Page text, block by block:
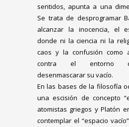
sentidos, apunta a una
Se trata de desprogramar
alcanzar la inocencia, el
donde ni la ciencia ni la
caos y la confusión como
contra el entorno
desenmascarar su vacío.
En las bases de la filosofía
una escisión de concepto
atomistas griegos y Platón
contemplar el “espacio